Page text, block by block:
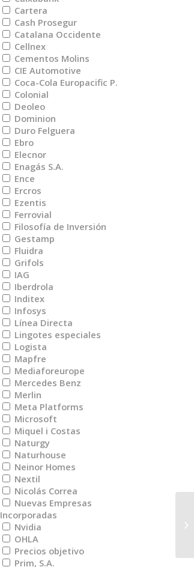
Cartera
Cash Prosegur
Catalana Occidente
Cellnex
Cementos Molins
CIE Automotive
Coca-Cola Europacific P.
Colonial
Deoleo
Dominion
Duro Felguera
Ebro
Elecnor
Enagás S.A.
Ence
Ercros
Ezentis
Ferrovial
Filosofía de Inversión
Gestamp
Fluidra
Grifols
IAG
Iberdrola
Inditex
Infosys
Línea Directa
Lingotes especiales
Logista
Mapfre
Mediaforeurope
Mercedes Benz
Merlin
Meta Platforms
Microsoft
Miquel i Costas
Naturgy
Naturhouse
Neinor Homes
Nextil
Nicolás Correa
Nuevas Empresas
Incorporadas
Nvidia
OHLA
Precios objetivo
Prim, S.A.